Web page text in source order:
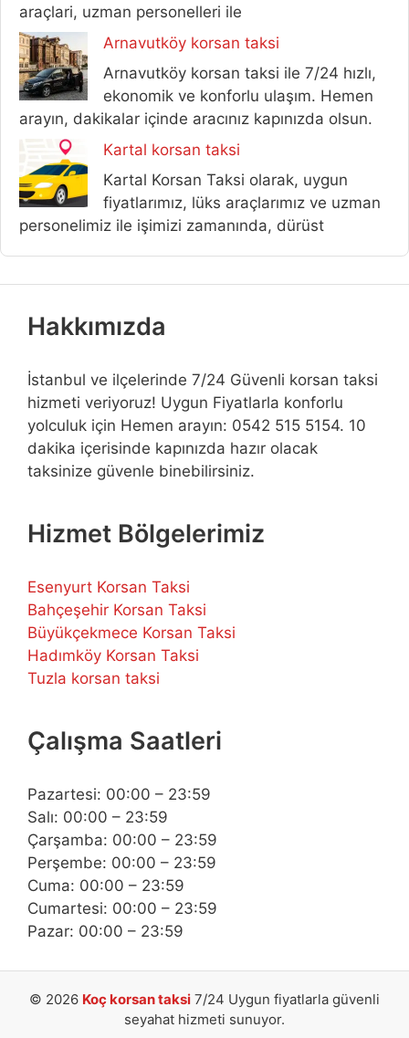
araçlari, uzman personelleri ile
Arnavutköy korsan taksi
Arnavutköy korsan taksi ile 7/24 hızlı,
ekonomik ve konforlu ulaşım. Hemen
arayın, dakikalar içinde aracınız kapınızda olsun.
Kartal korsan taksi
Kartal Korsan Taksi olarak, uygun
fiyatlarımız, lüks araçlarımız ve uzman
personelimiz ile işimizi zamanında, dürüst
Hakkımızda
İstanbul ve ilçelerinde 7/24 Güvenli korsan taksi
hizmeti veriyoruz! Uygun Fiyatlarla konforlu
yolculuk için Hemen arayın: 0542 515 5154. 10
dakika içerisinde kapınızda hazır olacak
taksinize güvenle binebilirsiniz.
Hizmet Bölgelerimiz
Esenyurt Korsan Taksi
Bahçeşehir Korsan Taksi
Büyükçekmece Korsan Taksi
Hadımköy Korsan Taksi
Tuzla korsan taksi
Çalışma Saatleri
Pazartesi: 00:00 – 23:59
Salı: 00:00 – 23:59
Çarşamba: 00:00 – 23:59
Perşembe: 00:00 – 23:59
Cuma: 00:00 – 23:59
Cumartesi: 00:00 – 23:59
Pazar: 00:00 – 23:59
© 2026 Koç korsan taksi 7/24 Uygun fiyatlarla güvenli
seyahat hizmeti sunuyor.